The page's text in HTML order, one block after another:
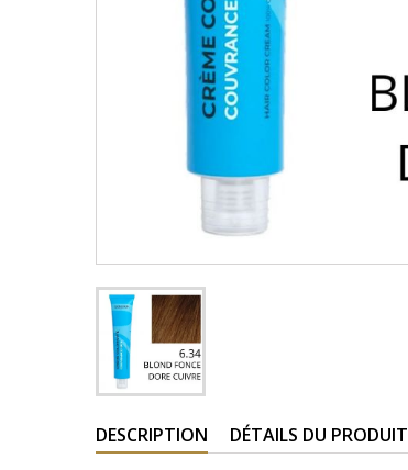
DESCRIPTION DÉTAILS DU PRODUIT